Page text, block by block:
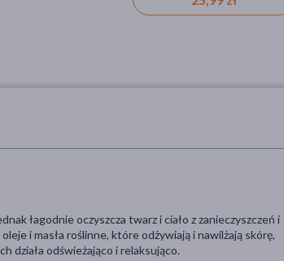
łagodnie oczyszcza twarz i ciało z zanieczyszczeń i
i masła roślinne, które odżywiają i nawilżają skórę,
działa odświeżająco i relaksująco.